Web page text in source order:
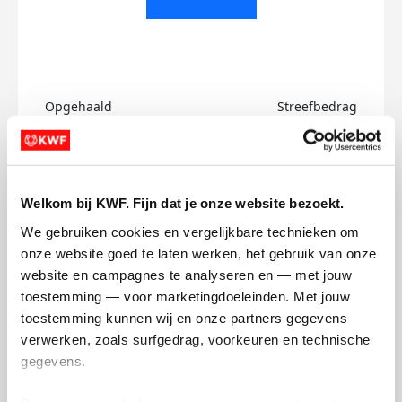
Welkom bij KWF. Fijn dat je onze website bezoekt.
We gebruiken cookies en vergelijkbare technieken om
onze website goed te laten werken, het gebruik van onze
website en campagnes te analyseren en — met jouw
toestemming — voor marketingdoeleinden. Met jouw
toestemming kunnen wij en onze partners gegevens
verwerken, zoals surfgedrag, voorkeuren en technische
gegevens.
Opgehaald
€0
Streefbedrag
€500
Myrthe's badges